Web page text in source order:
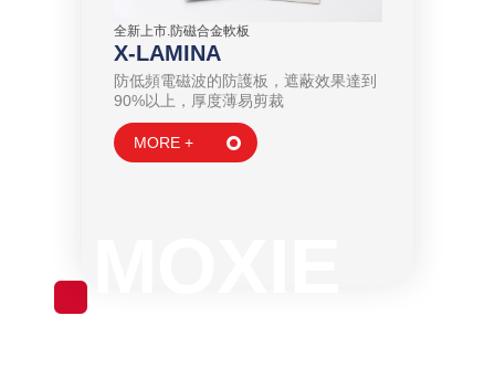
全新上市.防磁合金軟板
X-LAMINA
防低頻電磁波的防護板，遮蔽效果達到
90%以上，厚度薄易剪裁
MORE +